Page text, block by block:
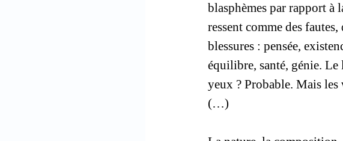
blasphèmes par rapport à
ressent comme des
blessures : pensée,
équilibre, santé, génie. Le
yeux ? Probable. Mais
(…)